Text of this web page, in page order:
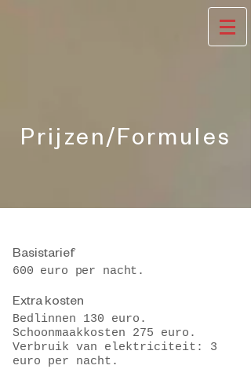
Prijzen/Formules
Basistarief
600 euro per nacht .
Extra kosten
Bedlinnen 130 euro.
Schoonmaakkosten 275 euro ​.
Verbruik van elektriciteit: 3
euro per nacht.